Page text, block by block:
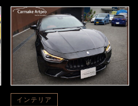
インテリア